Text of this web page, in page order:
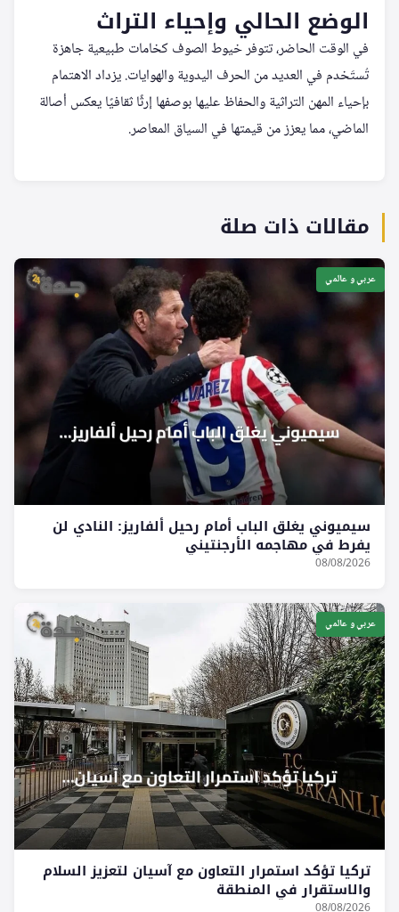
الوضع الحالي وإحياء التراث
في الوقت الحاضر، تتوفر خيوط الصوف كخامات طبيعية جاهزة
تُستَخدم في العديد من الحرف اليدوية والهوايات. يزداد الاهتمام
بإحياء المهن التراثية والحفاظ عليها بوصفها إرثًا ثقافيًا يعكس أصالة
الماضي، مما يعزز من قيمتها في السياق المعاصر.
مقالات ذات صلة
عربي و عالمي
سيميوني يغلق الباب أمام رحيل ألفاريز: النادي لن
يفرط في مهاجمه الأرجنتيني
08/08/2026
عربي و عالمي
تركيا تؤكد استمرار التعاون مع آسيان لتعزيز السلام
والاستقرار في المنطقة